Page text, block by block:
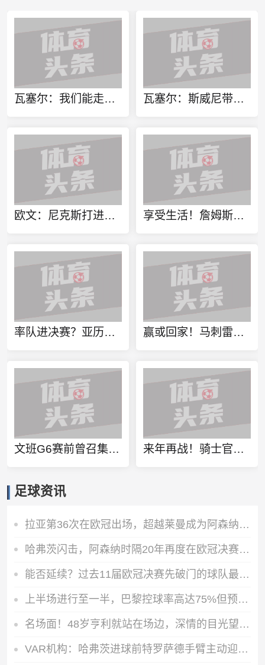
瓦塞尔：我们能走到今天绝非偶然 坚持自身风格才是立足的根本 瓦塞尔：斯威尼带来的防守改变有目共睹 为他当主帅感到开心
欧文：尼克斯打进总决赛是历史性时刻 很期待看他们接下来的比赛 享受生活！詹姆斯晒度假动态：出海途中登岛与子女一同打高尔夫
率队进决赛？亚历山大生涯季后赛抢七大战中场均可以得到27.7分 赢或回家！马刺雷霆将迎来本季第12次交锋 也是历史第160场抢七！
文班G6赛前曾召集全队讲话：要倾尽所有 输球后就没有下一场了！ 来年再战！骑士官推晒海报致谢：感谢所有骑士球迷本赛季的支持
足球资讯
拉亚第36次在欧冠出场，超越莱曼成为阿森纳门将出场次数第一人
哈弗茨闪击，阿森纳时隔20年再度在欧冠决赛取得进球
能否延续？过去11届欧冠决赛先破门的球队最终都赢得了冠军
上半场进行至一半，巴黎控球率高达75%但预期进球只有0.04
名场面！48岁亨利就站在场边，深情的目光望去，年轻的枪手在争冠
VAR机构：哈弗茨进球前特罗萨德手臂主动迎球，不能算作无意手球